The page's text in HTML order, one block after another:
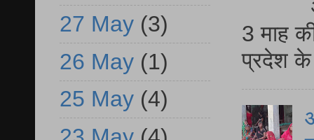
3 माह
प्रदेश
27 May (3)
26 May (1)
25 May (4)